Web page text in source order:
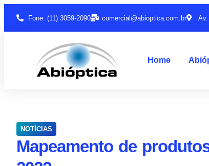
Fone: (11) 3059-2090 comercial@abioptica.com.br Av.
Home
NOTÍCIAS
Mapeamento de